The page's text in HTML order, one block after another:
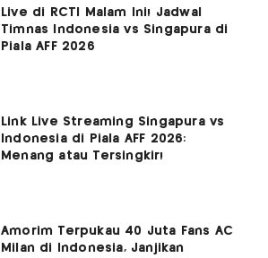
Live di RCTI Malam Ini! Jadwal
Timnas Indonesia vs Singapura di
Piala AFF 2026
Link Live Streaming Singapura vs
Indonesia di Piala AFF 2026:
Menang atau Tersingkir!
Amorim Terpukau 40 Juta Fans AC
Milan di Indonesia, Janjikan